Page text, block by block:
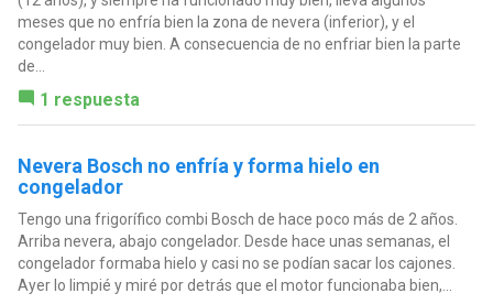
meses que no enfría bien la zona de nevera (inferior), y el
congelador muy bien. A consecuencia de no enfriar bien la parte
de...
1 respuesta
Nevera Bosch no enfría y forma hielo en
congelador
Tengo una frigorífico combi Bosch de hace poco más de 2 años.
Arriba nevera, abajo congelador. Desde hace unas semanas, el
congelador formaba hielo y casi no se podían sacar los cajones.
Ayer lo limpié y miré por detrás que el motor funcionaba bien,...